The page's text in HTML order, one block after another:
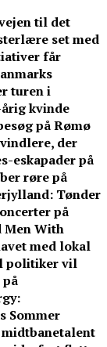
til det
set med
får
turen i
kvinde
på Rømø
der
eskapader på
røre på
Tønder
på
Men With
med lokal
politiker vil
Sommer